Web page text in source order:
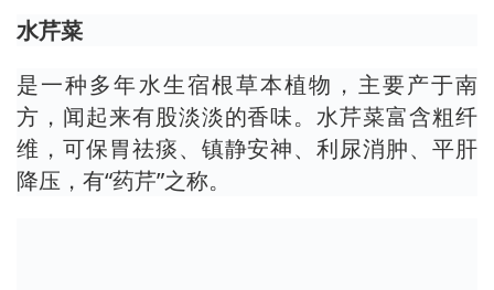
水芹菜
是一种多年水生宿根草本植物，主要产于南
方，闻起来有股淡淡的香味。水芹菜富含粗纤
维，可保胃祛痰、镇静安神、利尿消肿、平肝
降压，有“药芹”之称。